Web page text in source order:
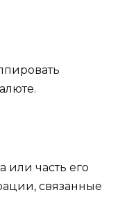
или часть его
связанные